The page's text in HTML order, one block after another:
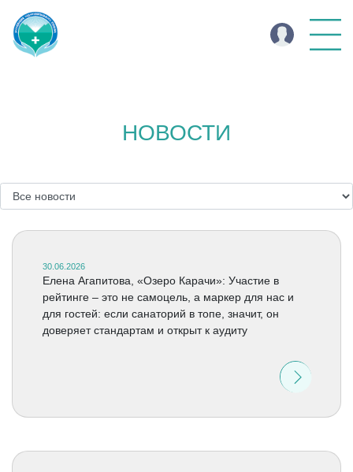
НОВОСТИ
30.06.2026
Елена Агапитова, «Озеро Карачи»: Участие в
рейтинге – это не самоцель, а маркер для нас и
для гостей: если санаторий в топе, значит, он
доверяет стандартам и открыт к аудиту